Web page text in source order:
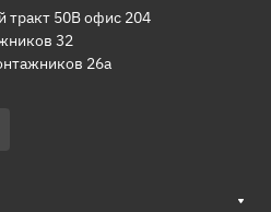
тракт 50В офис 204
32
26а